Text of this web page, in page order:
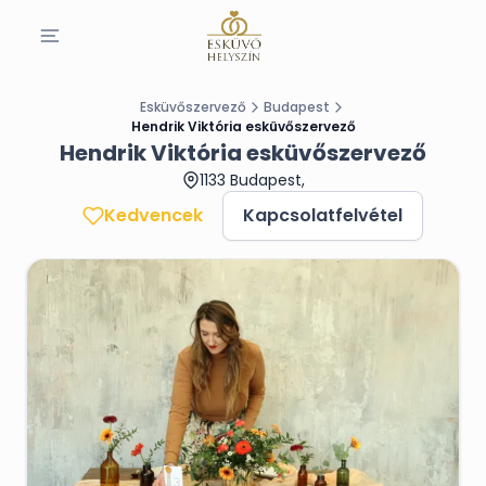
Esküvőszervező
Budapest
Hendrik Viktória esküvőszervező
Hendrik Viktória esküvőszervező
1133 Budapest,
Kedvencek Kapcsolatfelvétel